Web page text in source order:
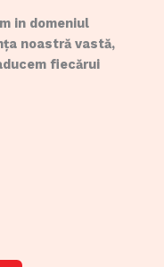
in domeniul
noastră vastă,
fiecărui